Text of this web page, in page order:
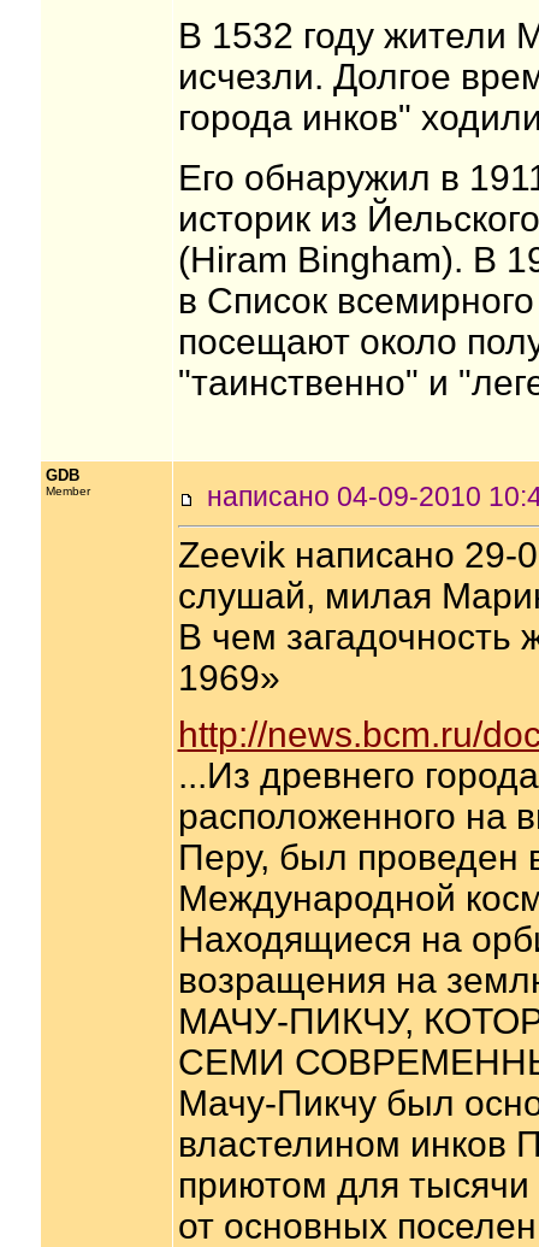
В 1532 году
исчезли. Долгое
города инков"
Его обнаружил в
историк из
(Hiram Bingham). В
в Список
посещают около
"таинственно" и
GDB
Member написано 04-09-2010
Zeevik написано 29-
слушай, милая
В чем загадочность
1969»
http://news.bcm.ru/
...Из древнего
расположенного на
Перу, был проведен
Международной
Находящиеся на
возращения на
МАЧУ-ПИКЧУ,
СЕМИ
Мачу-Пикчу был
властелином инков
приютом для тысячи
от основных